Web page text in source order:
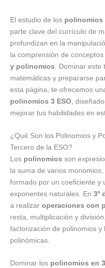
El estudio de los polinomios
parte clave del currículo de
profundizan en la
la comprensión de
y polinomios . Dominar
matemáticas y prepararse
esta página, te ofrecemos
polinomios 3 ESO ,
mejorar tus habilidades en
¿Qué Son los Polinomios y
Tercero de la ESO?
Los polinomios son
la suma de varios
formado por un coeficiente y
exponentes naturales. En 3º
a realizar operaciones con
resta, multiplicación y
factorización de polinomios
polinómicas.
Dominar los polinomios en